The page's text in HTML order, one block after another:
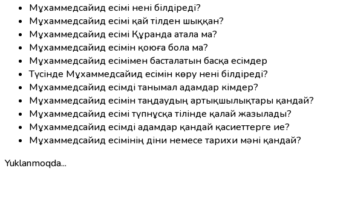
Мұхаммедсайид есімі нені білдіреді?
Мұхаммедсайид есімі қай тілден шыққан?
Мұхаммедсайид есімі Құранда атала ма?
Мұхаммедсайид есімін қоюға бола ма?
Мұхаммедсайид есімімен басталатын басқа есімдер
Түсінде Мұхаммедсайид есімін көру нені білдіреді?
Мұхаммедсайид есімді танымал адамдар кімдер?
Мұхаммедсайид есімін таңдаудың артықшылықтары қандай?
Мұхаммедсайид есімі түпнұсқа тілінде қалай жазылады?
Мұхаммедсайид есімді адамдар қандай қасиеттерге ие?
Мұхаммедсайид есімінің діни немесе тарихи мәні қандай?
Yuklanmoqda...